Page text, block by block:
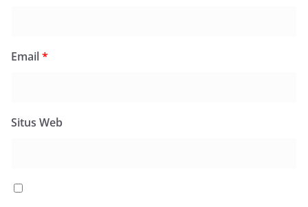
Email*
Situs Web